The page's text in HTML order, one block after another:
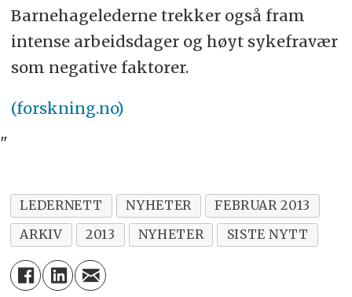
Barnehagelederne trekker også fram
intense arbeidsdager og høyt sykefravær
som negative faktorer.
(forskning.no)
"
LEDERNETT NYHETER
FEBRUAR 2013
ARKIV
2013 NYHETER SISTE NYTT